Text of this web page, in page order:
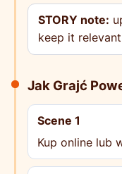
STORY note:
keep it
Jak Grajć
Scene 1
Kup online lub